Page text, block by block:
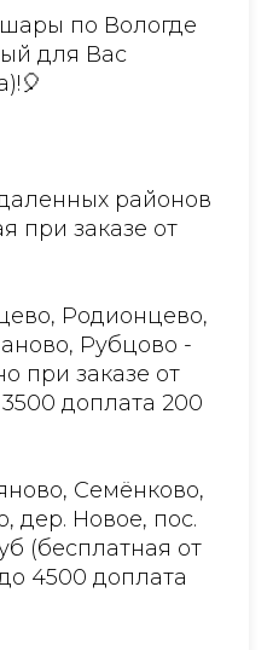
по Вологде
для Вас
районов
при заказе от
Родионцево,
Рубцово -
при заказе от
доплата 200
Семёнково,
дер. Новое, пос.
(бесплатная от
4500 доплата